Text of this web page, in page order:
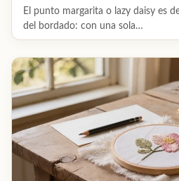
El punto margarita o lazy daisy es
del bordado: con una sola…